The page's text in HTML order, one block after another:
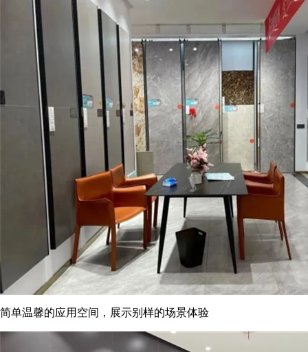
简单温馨的应用空间，展示别样的场景体验